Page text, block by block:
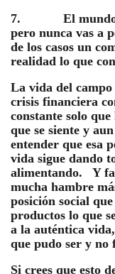
7. El mundo
pero nunca vas a
de los casos un
realidad lo que
La vida del campo
crisis financiera
constante solo
que se siente y
entender que esa
vida sigue dando
alimentando. Y
mucha hambre
posición social
productos lo que
a la auténtica
que pudo ser y no
Si crees que esto